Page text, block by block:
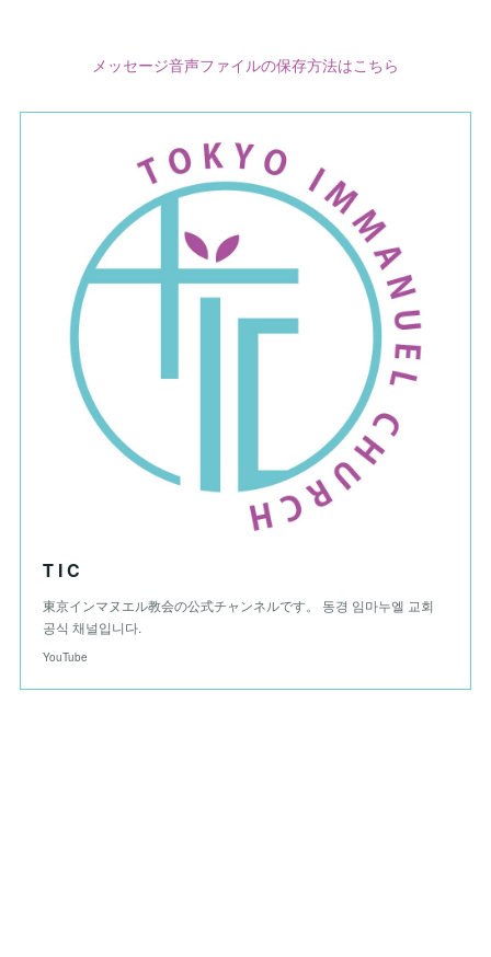
メッセージ音声ファイルの保存方法はこちら
T I C
東京インマヌエル教会の公式チャンネルです。 동경 임마누엘 교회
공식 채널입니다.
YouTube